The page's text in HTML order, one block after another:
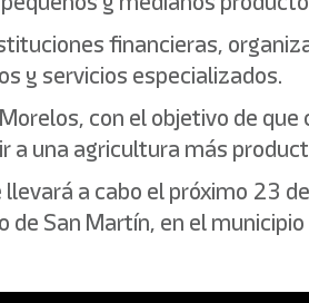
financieras,
y servicios especializados.
con el objetivo de
una agricultura más
a cabo el próximo 23
San Martín, en el